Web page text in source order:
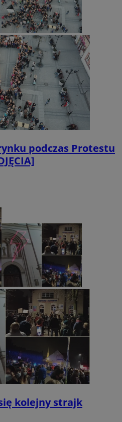
podczas Protestu
kolejny strajk